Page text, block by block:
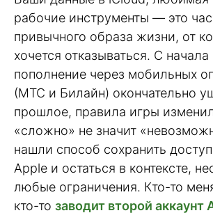
рабочие инструменты — это
привычного образа жизни, от
хочется отказываться. С
пополнение через мобильных
(МТС и Билайн) окончательно
прошлое, правила игры
«сложно» не значит
нашли способ сохранить
Apple и остаться в контексте,
любые ограничения. Кто-то
кто-то заводит второй аккаунт